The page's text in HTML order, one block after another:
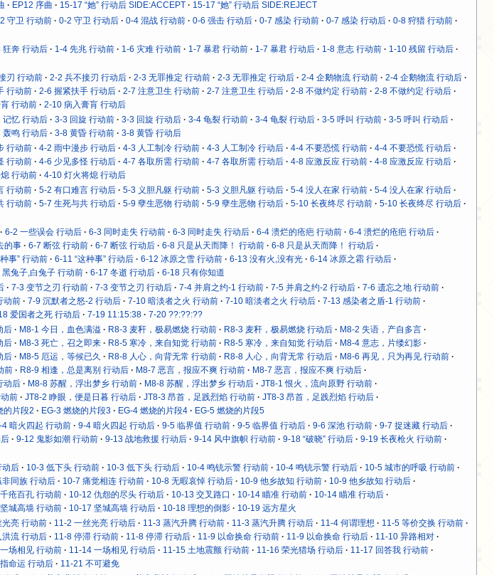
EP12 序曲 15-17 “她” 行动后 SIDE:ACCEPT 15-17 “她” 行动后 SIDE:REJECT
守卫 行动前 0-2 守卫 行动后 0-4 混战 行动前 0-6 强击 行动后 0-7 感染 行动前 0-7 感染 行动后
0-8 狩猎 行动前
狂奔 行动后 1-4 先兆 行动前 1-6 灾难 行动前 1-7 暴君 行动前 1-7 暴君 行动后 1-8 意志 行动前
1-10 残留 行动后
刃 行动前 2-2 兵不接刃 行动后 2-3 无罪推定 行动前 2-3 无罪推定 行动后 2-4 企鹅物流 行动前
2-4 企鹅物流 行动后
行动前 2-6 握紧扶手 行动后 2-7 注意卫生 行动前 2-7 注意卫生 行动后 2-8 不做约定 行动前
2-8 不做约定 行动后
行动前 2-10 病入膏肓 行动后
记忆 行动后 3-3 回旋 行动前 3-3 回旋 行动后 3-4 龟裂 行动前 3-4 龟裂 行动后 3-5 呼叫 行动前
3-5 呼叫 行动后
轰鸣 行动后 3-8 黄昏 行动前 3-8 黄昏 行动后
行动前 4-2 雨中漫步 行动后 4-3 人工制冷 行动前 4-3 人工制冷 行动后 4-4 不要恐慌 行动前
4-4 不要恐慌 行动后
行动前 4-6 少见多怪 行动后 4-7 各取所需 行动前 4-7 各取所需 行动后 4-8 应激反应 行动前
4-8 应激反应 行动后
行动前 4-10 灯火将熄 行动后
行动前 5-2 有口难言 行动后 5-3 义胆凡躯 行动前 5-3 义胆凡躯 行动后 5-4 没人在家 行动前
5-4 没人在家 行动后
行动前 5-7 生死与共 行动后 5-9 孽生恶物 行动前 5-9 孽生恶物 行动后 5-10 长夜终尽 行动前
5-10 长夜终尽 行动后
6-2 一些误会 行动后 6-3 同时走失 行动前 6-3 同时走失 行动后 6-4 溃烂的疮疤 行动前
6-4 溃烂的疮疤 行动后
的事 6-7 断弦 行动前 6-7 断弦 行动后 6-8 只是从天而降！ 行动前
6-8 只是从天而降！ 行动后
事” 行动前 6-11 “这种事” 行动后 6-12 冰原之雪 行动前 6-13 没有火,没有光
6-14 冰原之霜 行动后
兔子,白兔子 行动前 6-17 冬逝 行动后 6-18 只有你知道
7-3 变节之刃 行动前 7-3 变节之刃 行动后 7-4 并肩之约-1 行动前 7-5 并肩之约-2 行动后
7-6 遗忘之地 行动前
动前 7-9 沉默者之怒-2 行动后 7-10 暗淡者之火 行动前 7-10 暗淡者之火 行动后
7-13 感染者之盾-1 行动前
爱国者之死 行动后 7-19 11:15:38 7-20 ??:??:??
后 M8-1 今日，血色满溢 R8-3 麦秆，极易燃烧 行动前 R8-3 麦秆，极易燃烧 行动后
M8-2 失语，产自多言
后 M8-3 死亡，召之即来 R8-5 寒冷，来自知觉 行动前 R8-5 寒冷，来自知觉 行动后
M8-4 意志，片缕幻影
后 M8-5 厄运，等候已久 R8-8 人心，向背无常 行动前 R8-8 人心，向背无常 行动后
M8-6 再见，只为再见 行动前
前 R8-9 相逢，总是离别 行动后 M8-7 恶言，报应不爽 行动前
M8-7 恶言，报应不爽 行动后
动后 M8-8 苏醒，浮出梦乡 行动前 M8-8 苏醒，浮出梦乡 行动后
JT8-1 恨火，流向原野 行动前
前 JT8-2 睁眼，便是日暮 行动后 JT8-3 昂首，足践烈焰 行动前
JT8-3 昂首，足践烈焰 行动后
的片段2 EG-3 燃烧的片段3 EG-4 燃烧的片段4 EG-5 燃烧的片段5
4 暗火四起 行动前 9-4 暗火四起 行动后 9-5 临界值 行动前 9-5 临界值 行动后 9-6 深池 行动前
9-7 捉迷藏 行动后
9-12 鬼影如潮 行动前 9-13 战地救援 行动后 9-14 风中旗帜 行动前 9-18 “破晓” 行动后
9-19 长夜枪火 行动前
动后 10-3 低下头 行动前 10-3 低下头 行动后 10-4 鸣铳示警 行动前 10-4 鸣铳示警 行动后
10-5 城市的呼吸 行动前
非同族 行动后 10-7 痛觉相连 行动前 10-8 无暇哀悼 行动后 10-9 他乡故知 行动前
10-9 他乡故知 行动后
疮百孔 行动前 10-12 仇怨的尽头 行动后 10-13 交叉路口 10-14 瞄准 行动前
10-14 瞄准 行动后
城高墙 行动前 10-17 坚城高墙 行动后 10-18 理想的倒影 10-19 远方星火
亮 行动前 11-2 一丝光亮 行动后 11-3 蒸汽升腾 行动前 11-3 蒸汽升腾 行动后 11-4 何谓理想
11-5 等价交换 行动前
流 行动后 11-8 停滞 行动前 11-8 停滞 行动后 11-9 以命换命 行动前 11-9 以命换命 行动后
11-10 异路相对
场相见 行动前 11-14 一场相见 行动后 11-15 土地震颤 行动前 11-16 荣光猎场 行动后
11-17 回答我 行动前
命运 行动后 11-21 不可避免